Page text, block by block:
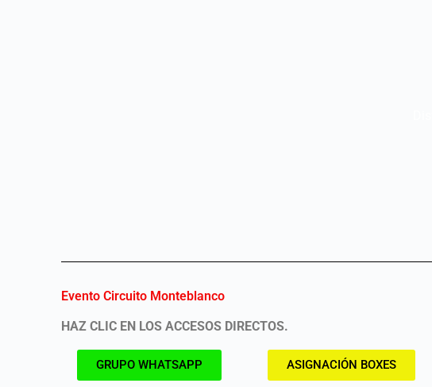
Evento Circuito Monteblanco
HAZ CLIC EN LOS ACCESOS DIRECTOS.
GRUPO WHATSAPP ASIGNACIÓN BOXES